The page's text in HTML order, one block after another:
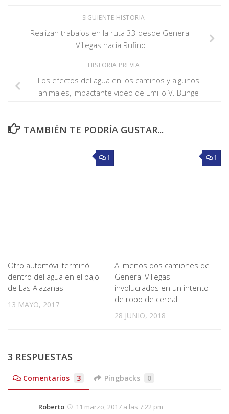
SIGUIENTE HISTORIA
Realizan trabajos en la ruta 33 desde General
Villegas hacia Rufino
HISTORIA PREVIA
Los efectos del agua en los caminos y algunos
animales, impactante video de Emilio V. Bunge
TAMBIÉN TE PODRÍA GUSTAR...
1
Otro automóvil terminó
dentro del agua en el bajo
de Las Alazanas
13 MAYO, 2017
1
Al menos dos camiones de
General Villegas
involucrados en un intento
de robo de cereal
28 JUNIO, 2018
3 RESPUESTAS
Comentarios 3 Pingbacks 0
Roberto
11 marzo, 2017 a las 7:22 pm